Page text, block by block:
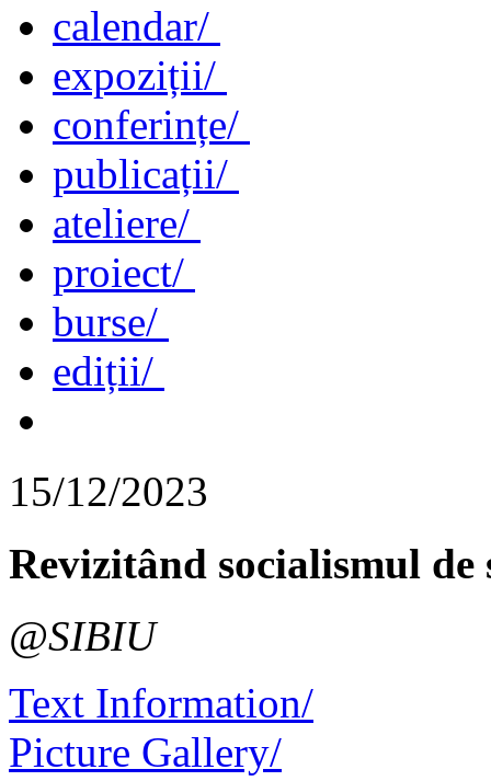
calendar/
expoziții/
conferințe/
publicații/
ateliere/
proiect/
burse/
ediții/
15/12/2023
Revizitând socialismul
@SIBIU
Text Information/
Picture Gallery/